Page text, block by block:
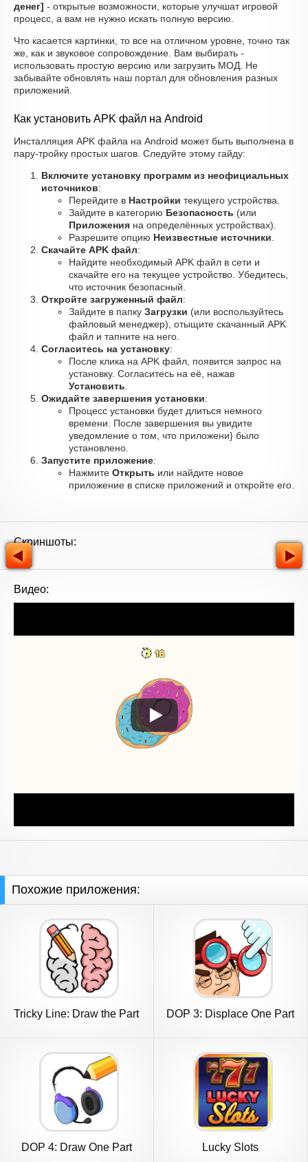
денег] - открытые возможности, которые улучшат игровой
процесс, а вам не нужно искать полную версию.
Что касается картинки, то все на отличном уровне, точно так
же, как и звуковое сопровождение. Вам выбирать -
использовать простую версию или загрузить МОД. Не
забывайте обновлять наш портал для обновления разных
приложений.
Как установить APK файл на Android
Инсталляция APK файла на Android может быть выполнена в
пару-тройку простых шагов. Следуйте этому гайду:
Включите установку программ из неофициальных
источников:
Перейдите в Настройки текущего устройства.
Зайдите в категорию Безопасность (или
Приложения на определённых устройствах).
Разрешите опцию Неизвестные источники
Скачайте APK файл:
Найдите необходимый APK файл в сети и
скачайте его на текущее устройство. Убедитесь,
что источник безопасный.
Откройте загруженный файл:
Зайдите в папку Загрузки (или воспользуйтесь
файловый менеджер), отыщите скачанный APK
файл и тапните на него.
Согласитесь на установку:
После клика на APK файл, появится запрос на
установку. Согласитесь на её, нажав
Установить
Ожидайте завершения установки:
Процесс установки будет длиться немного
времени. После завершения вы увидите
уведомление о том, что приложени} было
установлено.
Запустите приложение:
Нажмите Открыть или найдите новое
приложение в списке приложений и откройте его.
Скриншоты:
Видео:
Похожие приложения:
Tricky Line: Draw the Part DOP 3: Displace One Part
DOP 4: Draw One Part Lucky Slots